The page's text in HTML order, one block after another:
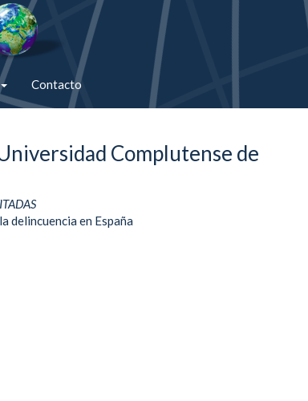
Contacto
Complutense de
delincuencia en España